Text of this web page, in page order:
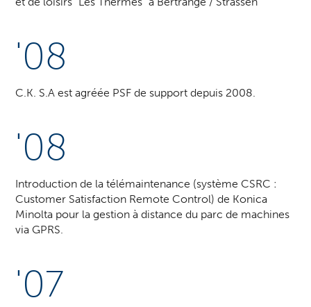
'08
C.K. S.A est agréée PSF de support depuis 2008.
'08
Introduction de la télémaintenance (système CSRC :
Customer Satisfaction Remote Control) de Konica
Minolta pour la gestion à distance du parc de machines
via GPRS.
'07